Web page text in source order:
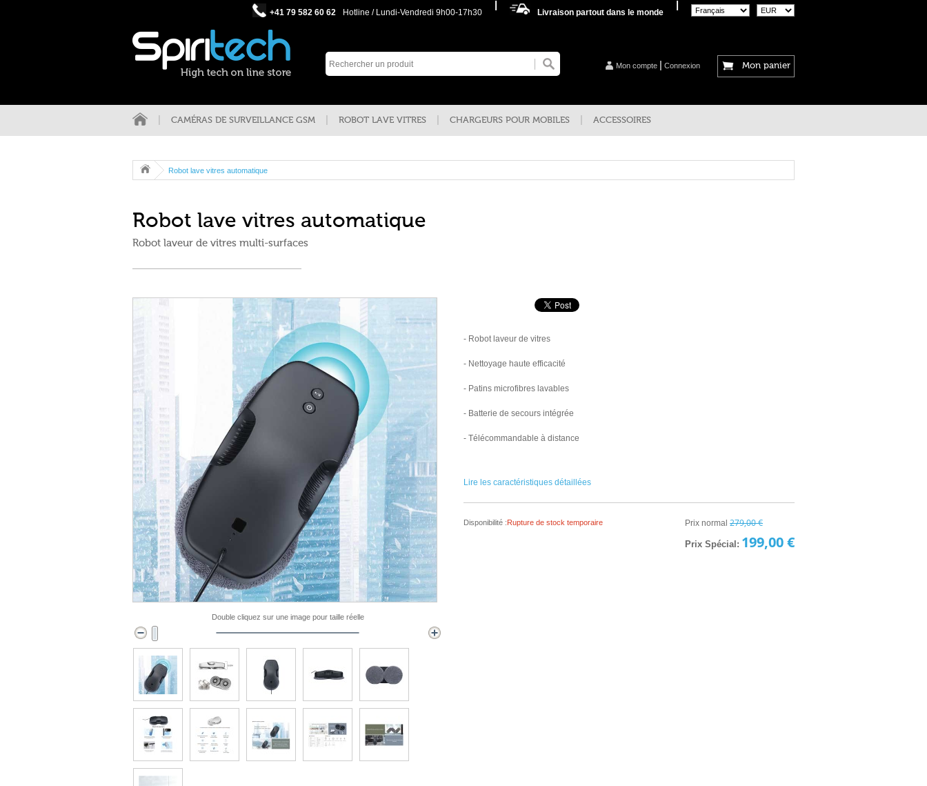
Livraison partout dans le monde
+41 79 582 60 62 Hotline / Lundi-Vendredi 9h00-17h30
Mon compte Connexion Mon panier
CAMÉRAS DE SURVEILLANCE GSM ROBOT LAVE VITRES CHARGEURS POUR MOBILES ACCESSOIRES
Robot lave vitres automatique
Robot lave vitres automatique
Robot laveur de vitres multi-surfaces
- Robot laveur de vitres
- Nettoyage haute efficacité
- Patins microfibres lavables
- Batterie de secours intégrée
- Télécommandable à distance
Lire les caractéristiques détaillées
Disponibilité :Rupture de stock temporaire Prix normal 279,00 €
Prix Spécial: 199,00 €
Double cliquez sur une image pour taille réelle